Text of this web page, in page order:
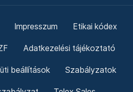
Impresszum Etikai kódex
Adatkezelési tájékoztató
beállítások Szabályzatok